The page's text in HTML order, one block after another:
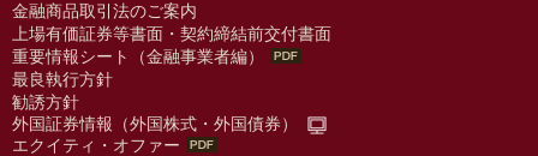
金融商品取引法のご案内
上場有価証券等書面・契約締結前交付書面
重要情報シート（金融事業者編）
最良執行方針
勧誘方針
外国証券情報（外国株式・外国債券）
エクイティ・オファー